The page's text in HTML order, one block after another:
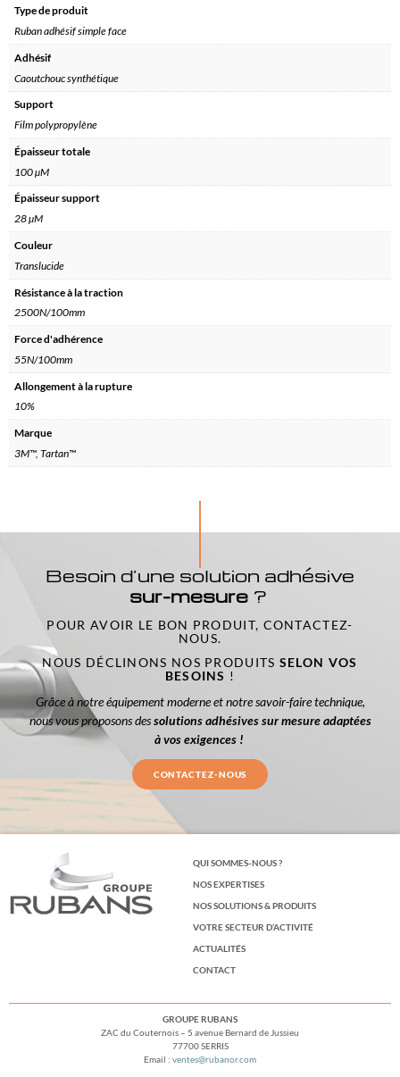
Type de produit
Ruban adhésif simple face
Adhésif
Caoutchouc synthétique
Support
Film polypropylène
Épaisseur totale
100 µM
Épaisseur support
28 µM
Couleur
Translucide
Résistance à la traction
2500N/100mm
Force d'adhérence
55N/100mm
Allongement à la rupture
10%
Marque
3M™, Tartan™
Besoin d’une solution adhésive
sur-mesure?
POUR AVOIR LE BON PRODUIT, CONTACTEZ-
NOUS.
NOUS DÉCLINONS NOS PRODUITS SELON VOS
BESOINS !
Grâce à notre équipement moderne et notre savoir-faire technique,
nous vous proposons dessolutions adhésives sur mesure adaptées
à vos exigences !
CONTACTEZ-NOUS
QUI SOMMES-NOUS ?
NOS EXPERTISES
NOS SOLUTIONS & PRODUITS
VOTRE SECTEUR D’ACTIVITÉ
ACTUALITÉS
CONTACT
GROUPE RUBANS
ZAC du Couternois – 5 avenue Bernard de Jussieu
77700 SERRIS
Email : ventes@rubanor.com